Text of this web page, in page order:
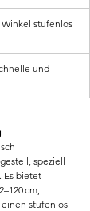
Winkel stufenlos
und
speziell
Es bietet
cm,
einen stufenlos